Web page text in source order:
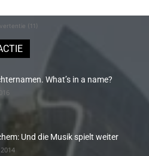
(11)
What’s in a name?
Und die Musik spielt weiter